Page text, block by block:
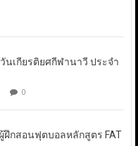
นเกียรติยศกีฬานาวี ประจำ
0
ฝึกสอนฟุตบอลหลักสูตร FAT